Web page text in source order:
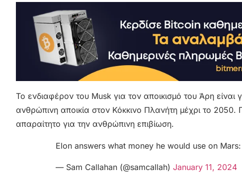
Το ενδιαφέρον του Musk για τον αποικισμό του Άρη
ανθρώπινη αποικία στον Κόκκινο Πλανήτη μέχρι το 2050.
απαραίτητο για την ανθρώπινη επιβίωση.
Elon answers what money he would use on Mars:
— Sam Callahan (@samcallah) January 11, 2024